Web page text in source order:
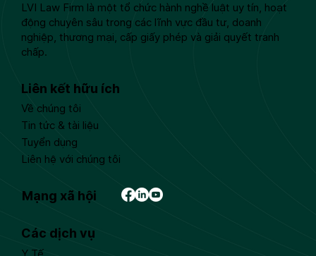
LVI Law Firm là một tổ chức hành nghề luật uy tín, hoạt
động chuyên sâu trong các lĩnh vực đầu tư, doanh
nghiệp, thương mại, cấp giấy phép và giải quyết tranh
chấp.
Liên kết hữu ích
Về chúng tôi
Tin tức & tài liệu
Tuyển dụng
Liên hệ với chúng tôi
Các dịch vụ
Mạng xã hội